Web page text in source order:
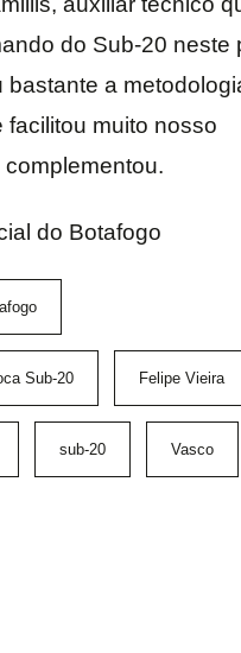
do Sub-20 neste
bastante a
facilitou muito nosso
complementou.
do Botafogo
Sub-20 Felipe Vieira
sub-20 Vasco